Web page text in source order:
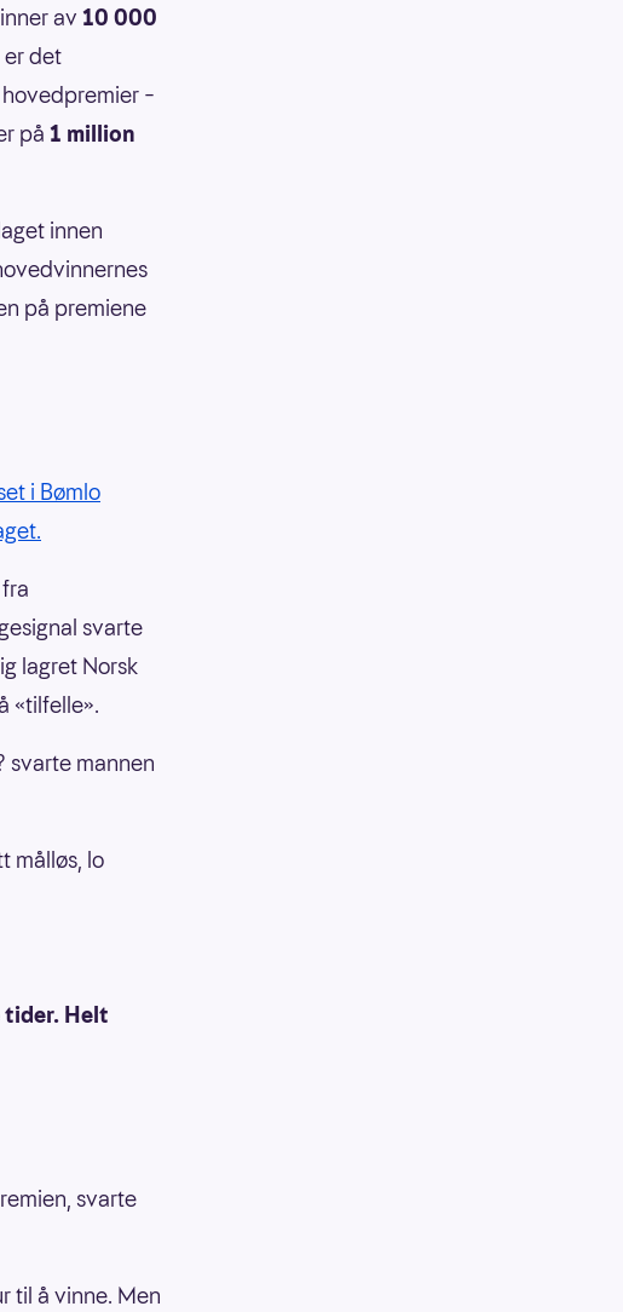
av 10 000
er det
–
på 1 million
innen
på premiene
i Bømlo
svarte
lagret Norsk
«tilfelle».
svarte mannen
målløs, lo
tider. Helt
svarte
til å vinne. Men